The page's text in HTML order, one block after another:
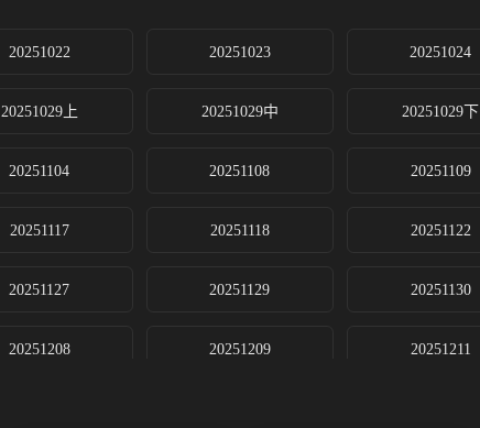
20251022 20251023 20251024
20251029上 20251029中 20251029下
20251104 20251108 20251109
20251117 20251118 20251122
20251127 20251129 20251130
20251208 20251209 20251211